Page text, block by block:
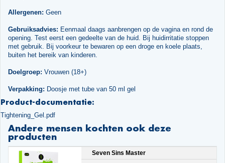
Allergenen: Geen
Gebruiksadvies: Eenmaal daags aanbrengen op de vagina en rond de
opening. Test eerst een gedeelte van de huid. Bij huidirritatie stoppen
met gebruik. Bij voorkeur te bewaren op een droge en koele plaats,
buiten het bereik van kinderen.
Doelgroep: Vrouwen (18+)
Verpakking: Doosje met tube van 50 ml gel
Product-documentatie:
Tightening_Gel.pdf
Andere mensen kochten ook deze
producten
Seven Sins Master